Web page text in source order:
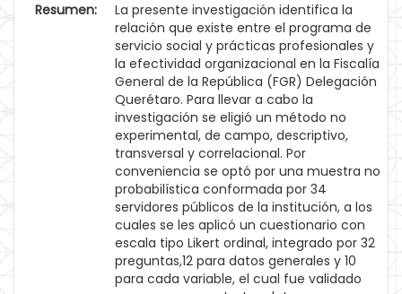
Resumen:
La presente investigación identifica la
relación que existe entre el programa de
servicio social y prácticas profesionales y
la efectividad organizacional en la Fiscalía
General de la República (FGR) Delegación
Querétaro. Para llevar a cabo la
investigación se eligió un método no
experimental, de campo, descriptivo,
transversal y correlacional. Por
conveniencia se optó por una muestra no
probabilística conformada por 34
servidores públicos de la institución, a los
cuales se les aplicó un cuestionario con
escala tipo Likert ordinal, integrado por 32
preguntas,12 para datos generales y 10
para cada variable, el cual fue validado